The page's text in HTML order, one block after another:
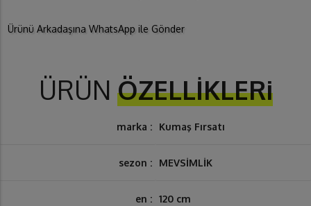
Ürünü Arkadaşına WhatsApp ile Gönder
ÜRÜN ÖZELLİKLERi
marka : Kumaş Fırsatı
sezon : MEVSİMLİK
en : 120 cm